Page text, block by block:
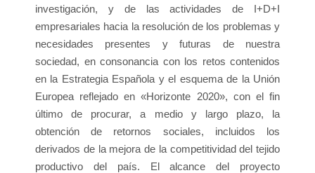
investigación, y de las actividades de I+D+I
empresariales hacia la resolución de los problemas y
necesidades presentes y futuras de nuestra
sociedad, en consonancia con los retos contenidos
en la Estrategia Española y el esquema de la Unión
Europea reflejado en «Horizonte 2020», con el fin
último de procurar, a medio y largo plazo, la
obtención de retornos sociales, incluidos los
derivados de la mejora de la competitividad del tejido
productivo del país. El alcance del proyecto